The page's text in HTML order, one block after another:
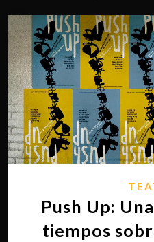
Push Up:
tiempos